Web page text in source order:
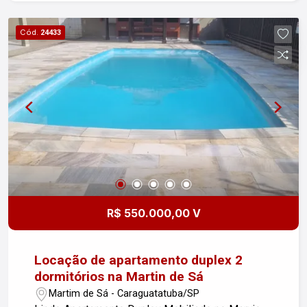
INFRAESTRUTURA COMPLETA PARA SUA
COMODIDADE PRÓXIMO A COMÉRCIOS
TRADICIONAIS E ORLA REPAGINADA A 9
MINUTOS DO CENTRO DA CIDADE IMÓVEL
DISPONÍVEL PARA VENDA E LOCAÇÃO ACEITA
FINANCIAMENTO BANCÁRIO E PROPOSTAS
NÃO PERCA ESSA OPORTUNIDADE DE VIVER
COM QUALIDADE E CONFORTO, FRENTE AO
MAR! FALE COM O CORRETOR ABAIXO E
AGENDE SUA VISITA. Não tem Elevador.
Cód. 24433
R$ 550.000,00 V
Locação de apartamento duplex 2
dormitórios na Martin de Sá
Martim de Sá - Caraguatatuba/SP